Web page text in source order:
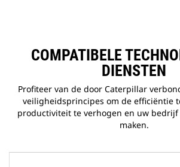
COMPATIBELE
DIENSTEN
Profiteer van de door Caterpillar
veiligheidsprincipes om de efficiëntie
productiviteit te verhogen en uw
maken.